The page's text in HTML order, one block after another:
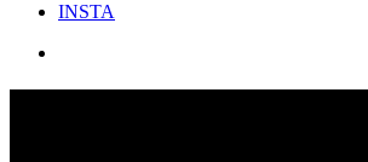
INSTA